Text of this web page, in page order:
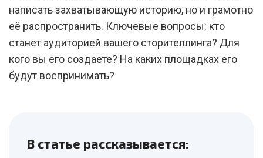
написать захватывающую историю, но и грамотно
её распространить. Ключевые вопросы: кто
станет аудиторией вашего сторителлинга? Для
кого вы его создаете? На каких площадках его
будут воспринимать?
В статье рассказывается: